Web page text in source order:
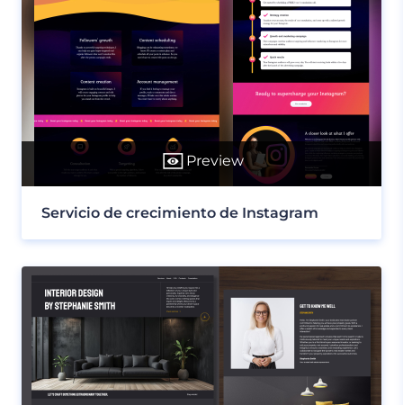
Preview
Servicio de crecimiento de Instagram